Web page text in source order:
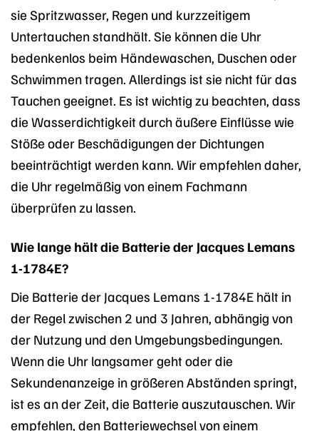
sie Spritzwasser, Regen und kurzzeitigem
Untertauchen standhält. Sie können die Uhr
bedenkenlos beim Händewaschen, Duschen oder
Schwimmen tragen. Allerdings ist sie nicht für das
Tauchen geeignet. Es ist wichtig zu beachten, dass
die Wasserdichtigkeit durch äußere Einflüsse wie
Stöße oder Beschädigungen der Dichtungen
beeinträchtigt werden kann. Wir empfehlen daher,
die Uhr regelmäßig von einem Fachmann
überprüfen zu lassen.
Wie lange hält die Batterie der Jacques Lemans
1-1784E?
Die Batterie der Jacques Lemans 1-1784E hält in
der Regel zwischen 2 und 3 Jahren, abhängig von
der Nutzung und den Umgebungsbedingungen.
Wenn die Uhr langsamer geht oder die
Sekundenanzeige in größeren Abständen springt,
ist es an der Zeit, die Batterie auszutauschen. Wir
empfehlen, den Batteriewechsel von einem